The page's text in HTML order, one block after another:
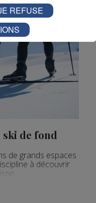
ski de fond
de grands espaces
à découvrir
REFUSE